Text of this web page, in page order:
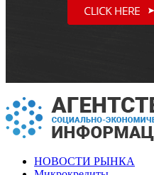
НОВОСТИ РЫНКА